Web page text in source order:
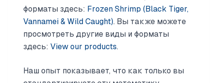
форматы здесь: Frozen Shrimp (Black Tiger,
Vannamei & Wild Caught). Вы также можете
просмотреть другие виды и форматы
здесь: View our products.
Наш опыт показывает, что как только вы